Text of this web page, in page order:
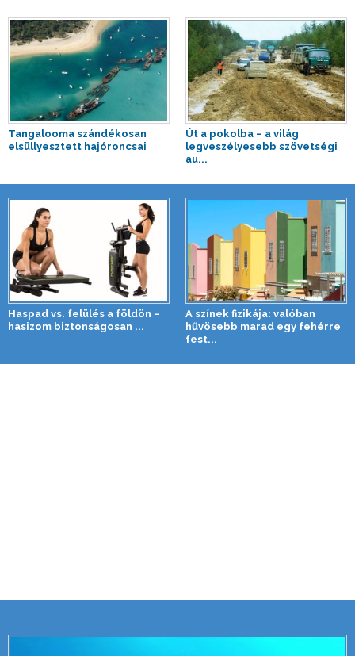
Tangalooma szándékosan
elsüllyesztett hajóroncsai
Út a pokolba – a világ
legveszélyesebb szövetségi
au...
Haspad vs. felülés a földön –
hasizom biztonságosan ...
A színek fizikája: valóban
hűvösebb marad egy fehérre
fest...